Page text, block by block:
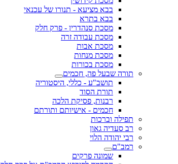
בבא מציעא - תנורו של עכנאי
בבא בתרא
מסכת סנהדרין - פרק חלק
מסכת עבודה זרה
מסכת אבות
מסכת מנחות
מסכת בכורות
תורה שבעל פה, חכמים
תושב"ע - כללי, היסטוריה
תורת הסוד
רבנות, פסיקת הלכה
חכמים - אישיותם ותורתם
תפילה וברכות
רב סעדיה גאון
רבי יהודה הלוי
רמב"ם
שמונה פרקים